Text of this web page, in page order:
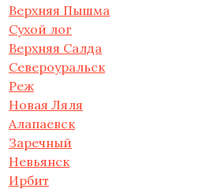
Верхняя Пышма
Сухой лог
Верхняя Салда
Североуральск
Реж
Новая Ляля
Алапаевск
Заречный
Невьянск
Ирбит